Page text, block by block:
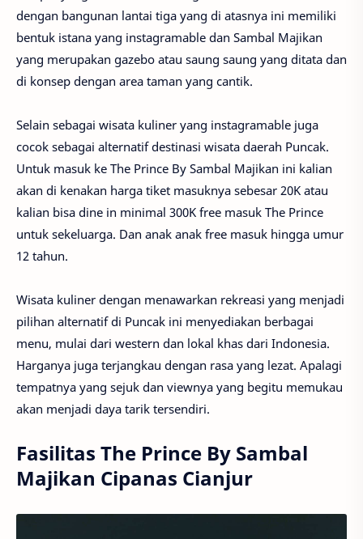
dengan bangunan lantai tiga yang di atasnya ini memiliki
bentuk istana yang instagramable dan Sambal Majikan
yang merupakan gazebo atau saung saung yang ditata dan
di konsep dengan area taman yang cantik.
Selain sebagai wisata kuliner yang instagramable juga
cocok sebagai alternatif destinasi wisata daerah Puncak.
Untuk masuk ke The Prince By Sambal Majikan ini kalian
akan di kenakan harga tiket masuknya sebesar 20K atau
kalian bisa dine in minimal 300K free masuk The Prince
untuk sekeluarga. Dan anak anak free masuk hingga umur
12 tahun.
Wisata kuliner dengan menawarkan rekreasi yang menjadi
pilihan alternatif di Puncak ini menyediakan berbagai
menu, mulai dari western dan lokal khas dari Indonesia.
Harganya juga terjangkau dengan rasa yang lezat. Apalagi
tempatnya yang sejuk dan viewnya yang begitu memukau
akan menjadi daya tarik tersendiri.
Fasilitas The Prince By Sambal
Majikan Cipanas Cianjur